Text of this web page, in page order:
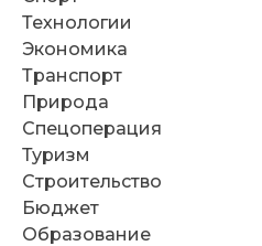
Технологии
Экономика
Транспорт
Природа
Спецоперация
Туризм
Строительство
Бюджет
Образование